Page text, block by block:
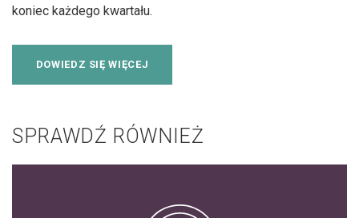
koniec każdego kwartału.
DOWIEDZ SIĘ WIĘCEJ
SPRAWDŹ RÓWNIEŻ